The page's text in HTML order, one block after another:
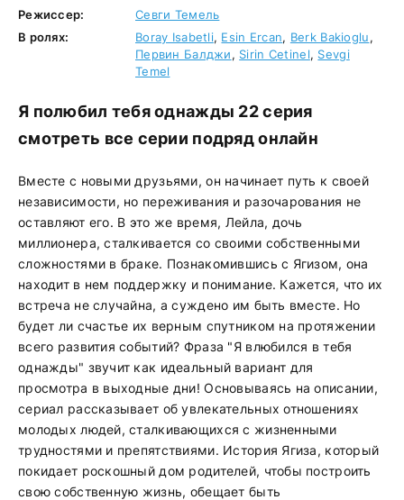
Режиссер:
Севги Темель
В ролях:
Boray Isabetli, Esin Ercan, Berk Bakioglu,
Первин Балджи, Sirin Cetinel, Sevgi
Temel
Я полюбил тебя однажды 22 серия
смотреть все серии подряд онлайн
Вместе с новыми друзьями, он начинает путь к своей
независимости, но переживания и разочарования не
оставляют его. В это же время, Лейла, дочь
миллионера, сталкивается со своими собственными
сложностями в браке. Познакомившись с Ягизом, она
находит в нем поддержку и понимание. Кажется, что их
встреча не случайна, а суждено им быть вместе. Но
будет ли счастье их верным спутником на протяжении
всего развития событий? Фраза "Я влюбился в тебя
однажды" звучит как идеальный вариант для
просмотра в выходные дни! Основываясь на описании,
сериал рассказывает об увлекательных отношениях
молодых людей, сталкивающихся с жизненными
трудностями и препятствиями. История Ягиза, который
покидает роскошный дом родителей, чтобы построить
свою собственную жизнь, обещает быть